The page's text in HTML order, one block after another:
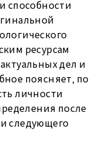
способности
ресурсам
дел и
поясняет, по
личности
после
следующего